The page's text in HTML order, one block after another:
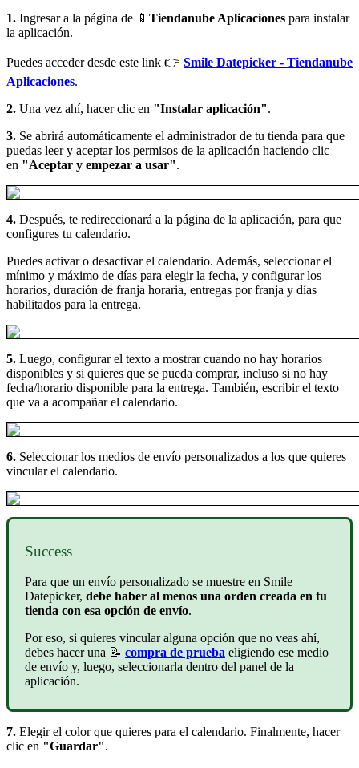
1. Ingresar a la página de 📱 Tiendanube Aplicaciones para instalar
la aplicación.
Puedes acceder desde este link 👉 Smile Datepicker - Tiendanube
Aplicaciones.
2. Una vez ahí, hacer clic en "Instalar aplicación".
3. Se abrirá automáticamente el administrador de tu tienda para que
puedas leer y aceptar los permisos de la aplicación haciendo clic
en "Aceptar y empezar a usar".
4. Después, te redireccionará a la página de la aplicación, para que
configures tu calendario.
Puedes activar o desactivar el calendario. Además, seleccionar el
mínimo y máximo de días para elegir la fecha, y configurar los
horarios, duración de franja horaria, entregas por franja y días
habilitados para la entrega.
5. Luego, configurar el texto a mostrar cuando no hay horarios
disponibles y si quieres que se pueda comprar, incluso si no hay
fecha/horario disponible para la entrega. También, escribir el texto
que va a acompañar el calendario.
6. Seleccionar los medios de envío personalizados a los que quieres
vincular el calendario.
Success
Para que un envío personalizado se muestre en Smile
Datepicker, debe haber al menos una orden creada en tu
tienda con esa opción de envío.
Por eso, si quieres vincular alguna opción que no veas ahí,
debes hacer una 📝 compra de prueba eligiendo ese medio
de envío y, luego, seleccionarla dentro del panel de la
aplicación.
7. Elegir el color que quieres para el calendario. Finalmente, hacer
clic en "Guardar".